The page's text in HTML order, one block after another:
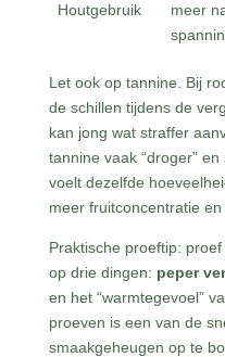
Houtgebruik
meer
Let ook op tannine. Bij
de schillen tijdens de
kan jong wat straffer
tannine vaak “droger”
voelt dezelfde
meer fruitconcentratie en
Praktische proeftip:
op drie dingen: peper
en het “warmtegevoel”
proeven is een van de
smaakgeheugen op te